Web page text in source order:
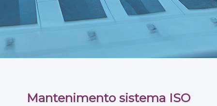
Mantenimento sistema ISO